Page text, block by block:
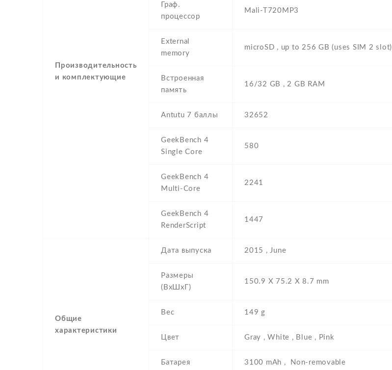
Производительность
и комплектующие
Граф.
процессор
Mali-T720MP3
External
memory
microSD , up to 256 GB (uses SIM 2 slot)
Встроенная
память
16/32 GB , 2 GB RAM
Antutu 7 баллы 32652
GeekBench 4
Single Core
580
GeekBench 4
Multi-Core
2241
GeekBench 4
RenderScript
1447
Общие
характеристики
Дата выпуска 2015 , June
Размеры
(ВхШхГ)
150.9 Х 75.2 Х 8.7 mm
Вес 149 g
Цвет Gray , White , Blue , Pink
Батарея 3100 mAh , Non-removable